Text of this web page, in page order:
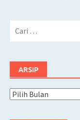
ARSIP
Arsip